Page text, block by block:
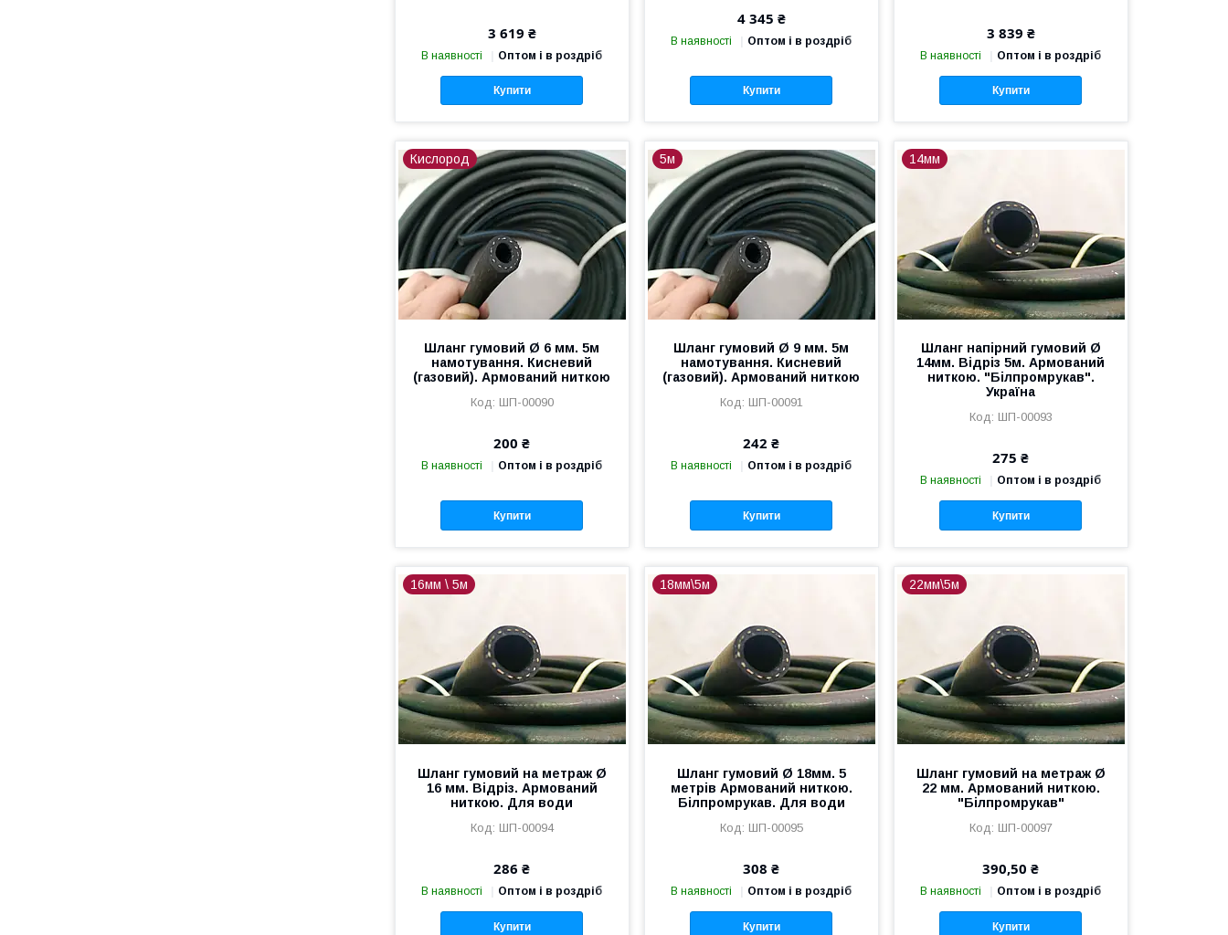
3 619 ₴
В наявності Оптом і в роздріб
Купити
4 345 ₴
В наявності Оптом і в роздріб
Купити
3 839 ₴
В наявності Оптом і в роздріб
Купити
Кислород
Шланг гумовий Ø 6 мм. 5м
намотування. Кисневий
(газовий). Армований ниткою
ШП-00090
200 ₴
В наявності Оптом і в роздріб
Купити
5м
Шланг гумовий Ø 9 мм. 5м
намотування. Кисневий
(газовий). Армований ниткою
ШП-00091
242 ₴
В наявності Оптом і в роздріб
Купити
14мм
Шланг напірний гумовий Ø
14мм. Відріз 5м. Армований
ниткою. "Білпромрукав".
Україна
ШП-00093
275 ₴
В наявності Оптом і в роздріб
Купити
16мм \ 5м
Шланг гумовий на метраж Ø
16 мм. Відріз. Армований
ниткою. Для води
ШП-00094
286 ₴
В наявності Оптом і в роздріб
Купити
18мм\5м
Шланг гумовий Ø 18мм. 5
метрів Армований ниткою.
Білпромрукав. Для води
ШП-00095
308 ₴
В наявності Оптом і в роздріб
Купити
22мм\5м
Шланг гумовий на метраж Ø
22 мм. Армований ниткою.
"Білпромрукав"
ШП-00097
390,50 ₴
В наявності Оптом і в роздріб
Купити